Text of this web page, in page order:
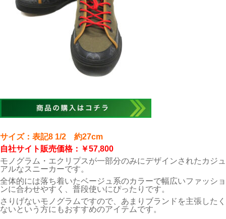
サイズ： 表記8 1/2 約27cm
自社サイト販売価格：￥57,800
モノグラム・エクリプスが一部分のみにデザインされたカジュ
アルなスニーカーです。
全体的には落ち着いたベージュ系のカラーで幅広いファッショ
ンに合わせやすく、普段使いにぴったりです。
さりげないモノグラムですので、あまりブランドを主張したく
ないという方にもおすすめのアイテムです。